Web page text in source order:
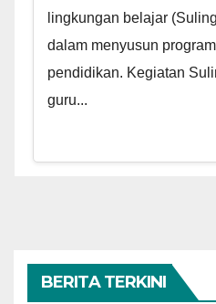
lingkungan belajar
dalam menyusun
pendidikan. Kegiatan
guru...
BERITA TERKINI